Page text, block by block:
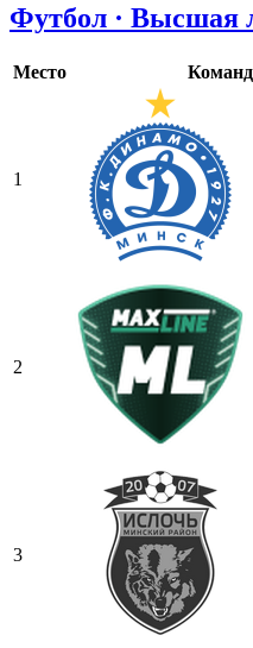
Футбол · Высшая
Место
1
2
3